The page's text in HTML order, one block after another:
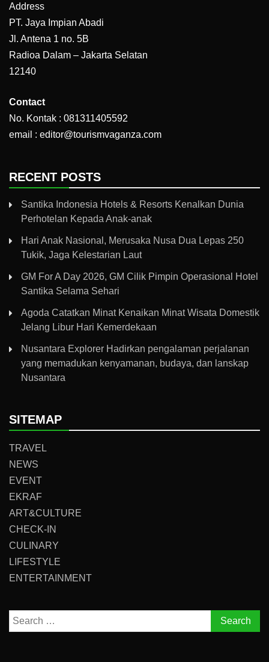
Address
PT. Jaya Impian Abadi
Jl. Antena 1 no. 5B
Radioa Dalam – Jakarta Selatan
12140
Contact
No. Kontak : 081311405592
email : editor@tourismvaganza.com
RECENT POSTS
Santika Indonesia Hotels & Resorts Kenalkan Dunia
Perhotelan Kepada Anak-anak
Hari Anak Nasional, Merusaka Nusa Dua Lepas 250
Tukik, Jaga Kelestarian Laut
GM For A Day 2026, GM Cilik Pimpin Operasional Hotel
Santika Selama Sehari
Agoda Catatkan Minat Kenaikan Minat Wisata Domestik
Jelang Libur Hari Kemerdekaan
Nusantara Explorer Hadirkan pengalaman perjalanan
yang memadukan kenyamanan, budaya, dan lanskap
Nusantara
SITEMAP
TRAVEL
NEWS
EVENT
EKRAF
ART&CULTURE
CHECK-IN
CULINARY
LIFESTYLE
ENTERTAINMENT
Search
for: